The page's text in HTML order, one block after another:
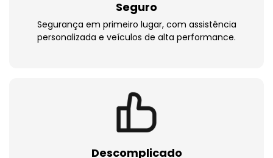
Seguro
Segurança em primeiro lugar, com assistência
personalizada e veículos de alta performance.
Descomplicado